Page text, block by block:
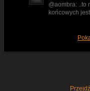
@aombra: ..to
końcowych